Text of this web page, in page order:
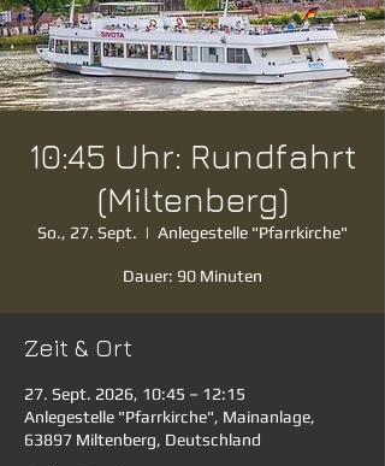
10:45 Uhr: Rundfahrt
(Miltenberg)
So., 27. Sept.
  |
Anlegestelle "Pfarrkirche"
Dauer: 90 Minuten
Zeit & Ort
27. Sept. 2026, 10:45 – 12:15
Anlegestelle "Pfarrkirche", Mainanlage,
63897 Miltenberg, Deutschland